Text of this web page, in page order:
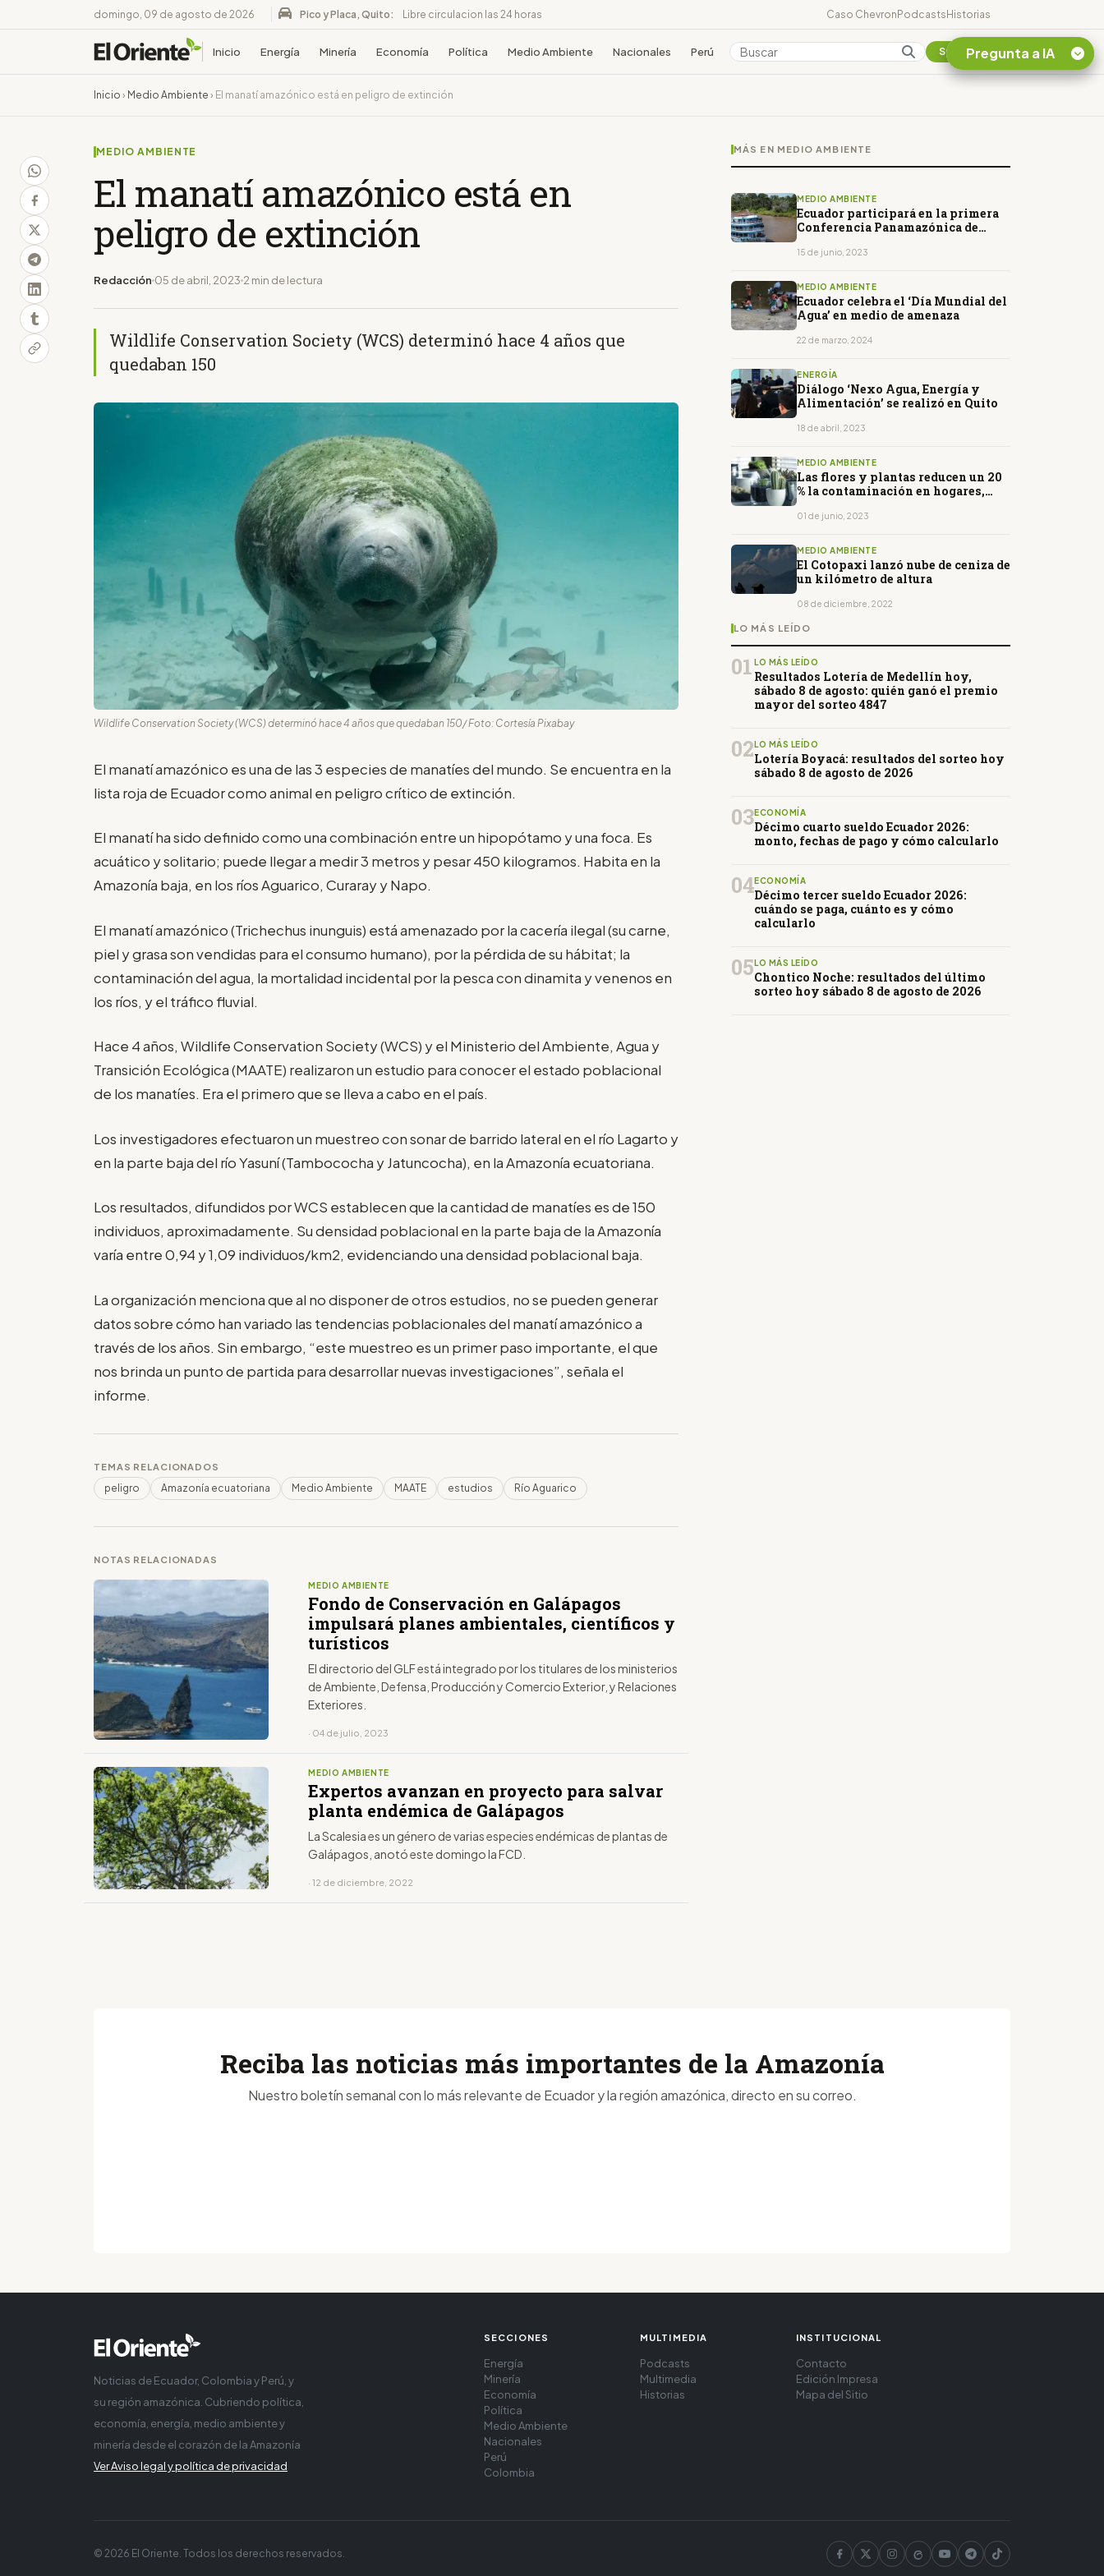
domingo, 09 de agosto de 2026 Pico y Placa, Quito: Libre circulacion las 24 horas Caso ChevronPodcastsHistorias
Inicio Energía Minería Economía Política Medio Ambiente Nacionales Perú Colombia Suscribirse
Inicio › Medio Ambiente › El manatí amazónico está en peligro de extinción
MEDIO AMBIENTE
El manatí amazónico está en
peligro de extinción
Redacción 05 de abril, 2023 2 min de lectura
Wildlife Conservation Society (WCS) determinó hace 4 años que
quedaban 150
Wildlife Conservation Society (WCS) determinó hace 4 años que quedaban 150/ Foto: Cortesía Pixabay
El manatí amazónico es una de las 3 especies de manatíes del mundo. Se encuentra en la
lista roja de Ecuador como animal en peligro crítico de extinción.
El manatí ha sido definido como una combinación entre un hipopótamo y una foca. Es
acuático y solitario; puede llegar a medir 3 metros y pesar 450 kilogramos. Habita en la
Amazonía baja, en los ríos Aguarico, Curaray y Napo.
El manatí amazónico (Trichechus inunguis) está amenazado por la cacería ilegal (su carne,
piel y grasa son vendidas para el consumo humano), por la pérdida de su hábitat; la
contaminación del agua, la mortalidad incidental por la pesca con dinamita y venenos en
los ríos, y el tráfico fluvial.
Hace 4 años, Wildlife Conservation Society (WCS) y el Ministerio del Ambiente, Agua y
Transición Ecológica (MAATE) realizaron un estudio para conocer el estado poblacional
de los manatíes. Era el primero que se lleva a cabo en el país.
Los investigadores efectuaron un muestreo con sonar de barrido lateral en el río Lagarto y
en la parte baja del río Yasuní (Tambococha y Jatuncocha), en la Amazonía ecuatoriana.
Los resultados, difundidos por WCS establecen que la cantidad de manatíes es de 150
individuos, aproximadamente. Su densidad poblacional en la parte baja de la Amazonía
varía entre 0,94 y 1,09 individuos/km2, evidenciando una densidad poblacional baja.
La organización menciona que al no disponer de otros estudios, no se pueden generar
datos sobre cómo han variado las tendencias poblacionales del manatí amazónico a
través de los años. Sin embargo, “este muestreo es un primer paso importante, el que
nos brinda un punto de partida para desarrollar nuevas investigaciones”, señala el
informe.
TEMAS RELACIONADOS
peligro Amazonía ecuatoriana Medio Ambiente MAATE estudios Río Aguarico
NOTAS RELACIONADAS
MEDIO AMBIENTE
Fondo de Conservación en Galápagos
impulsará planes ambientales, científicos y
turísticos
El directorio del GLF está integrado por los titulares de los ministerios
de Ambiente, Defensa, Producción y Comercio Exterior, y Relaciones
Exteriores.
· 04 de julio, 2023
MEDIO AMBIENTE
Expertos avanzan en proyecto para salvar
planta endémica de Galápagos
La Scalesia es un género de varias especies endémicas de plantas de
Galápagos, anotó este domingo la FCD.
· 12 de diciembre, 2022
MÁS EN MEDIO AMBIENTE
MEDIO AMBIENTE
Ecuador participará en la primera
Conferencia Panamazónica de
15 de junio, 2023
MEDIO AMBIENTE
Ecuador celebra el ‘Día Mundial del
Agua’ en medio de amenaza
22 de marzo, 2024
ENERGÍA
Diálogo ‘Nexo Agua, Energía y
Alimentación’ se realizó en Quito
18 de abril, 2023
MEDIO AMBIENTE
Las flores y plantas reducen un 20
% la contaminación en hogares,
01 de junio, 2023
MEDIO AMBIENTE
El Cotopaxi lanzó nube de ceniza de
un kilómetro de altura
08 de diciembre, 2022
LO MÁS LEÍDO
01 LO MÁS LEÍDO
Resultados Lotería de Medellín hoy,
sábado 8 de agosto: quién ganó el premio
mayor del sorteo 4847
02 LO MÁS LEÍDO
Lotería Boyacá: resultados del sorteo hoy
sábado 8 de agosto de 2026
03ECONOMÍA
Décimo cuarto sueldo Ecuador 2026:
monto, fechas de pago y cómo calcularlo
04ECONOMÍA
Décimo tercer sueldo Ecuador 2026:
cuándo se paga, cuánto es y cómo
calcularlo
05 LO MÁS LEÍDO
Chontico Noche: resultados del último
sorteo hoy sábado 8 de agosto de 2026
Pregunta a IA
¿En que consiste la
Reciba las noticias más importantes de la Amazonía
Nuestro boletín semanal con lo más relevante de Ecuador y la región amazónica, directo en su correo.
Noticias de Ecuador, Colombia y Perú, y
su región amazónica. Cubriendo política,
economía, energía, medio ambiente y
minería desde el corazón de la Amazonía
Ver Aviso legal y política de privacidad
SECCIONES
Energía
Minería
Economía
Política
Medio Ambiente
Nacionales
Perú
Colombia
MULTIMEDIA
Podcasts
Multimedia
Historias
INSTITUCIONAL
Contacto
Edición Impresa
Mapa del Sitio
© 2026 El Oriente. Todos los derechos reservados.